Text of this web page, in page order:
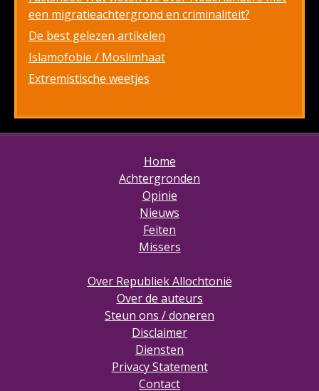
een migratieachtergrond en criminaliteit?
De best gelezen artikelen
Islamofobie / Moslimhaat
Extremistische weetjes
Home
Achtergronden
Opinie
Nieuws
Feiten
Missers
Over Republiek Allochtonië
Over de auteurs
Steun ons / doneren
Disclaimer
Diensten
Privacy Statement
Contact